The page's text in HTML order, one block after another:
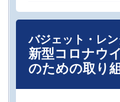
バジェット・レ
新型コロナウ
のための取り